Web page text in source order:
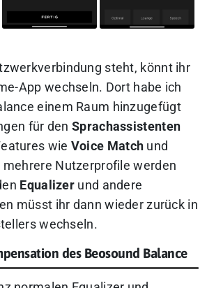
steht, könnt ihr
App wechseln. Dort habe ich
einem Raum hinzugefügt
für denSprachassistenten
wie Voice Match und
Nutzerprofile werden
Equalizer und andere
müsst ihr dann wieder zurück in
wechseln.
des Beosound Balance